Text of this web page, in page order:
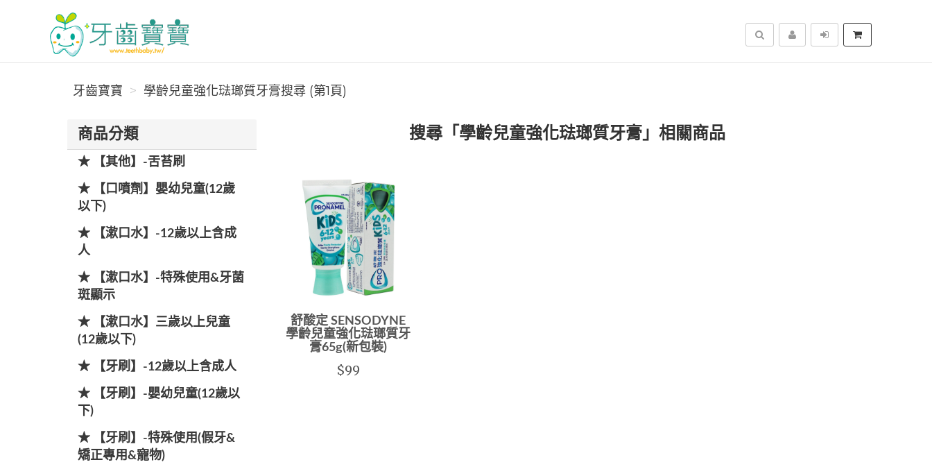
牙齒寶寶
搜尋
牙齒寶寶 學齡兒童強化琺瑯質牙膏搜尋 (第1頁)
商品分類
★ 【其他】-舌苔刷
★ 【口噴劑】嬰幼兒童(12歲
以下)
★ 【漱口水】-12歲以上含成
人
★ 【漱口水】-特殊使用&牙菌
斑顯示
★ 【漱口水】三歲以上兒童
(12歲以下)
★ 【牙刷】-12歲以上含成人
★ 【牙刷】-嬰幼兒童(12歲以
下)
★ 【牙刷】-特殊使用(假牙&
矯正專用&寵物)
搜尋「學齡兒童強化琺瑯質牙膏」相關商品
舒酸定 SENSODYNE
學齡兒童強化琺瑯質牙
膏65g(新包裝)
$99